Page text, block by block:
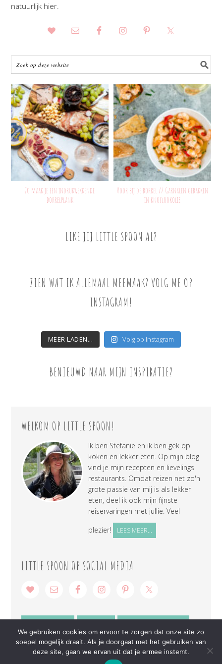
natuurlijk hier.
Zo maak je een indrukwekkende
borrelplank
Voor bij de borrel // Garnalen gebakken
in knoflookolie
LIKE JIJ LITTLE SPOON AL?
ZIEN WAT IK ALLEMAAL MEEMAAK? VOLG ME OP
INSTAGRAM!
MEER LADEN... Volg op Instagram
BENIEUWD NAAR MIJN INSPIRATIE?
WELKOM OP LITTLE SPOON!
Ik ben Stefanie en ik ben gek op
koken en lekker eten. Op mijn blog
vind je mijn recepten en lievelings
restaurants. Omdat reizen net zo'n
grote passie van mij is als lekker
eten, deel ik ook mijn fijnste
reiservaringen met jullie. Veel
plezier!
LEES MEER...
LITTLE SPOON OP SOCIAL MEDIA
We gebruiken cookies om ervoor te zorgen dat onze site zo
soepel mogelijk draait. Als je doorgaat met het gebruiken van
deze site, gaan we ervan uit dat je ermee instemt.